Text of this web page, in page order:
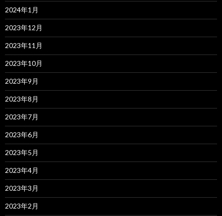
2024年1月
2023年12月
2023年11月
2023年10月
2023年9月
2023年8月
2023年7月
2023年6月
2023年5月
2023年4月
2023年3月
2023年2月